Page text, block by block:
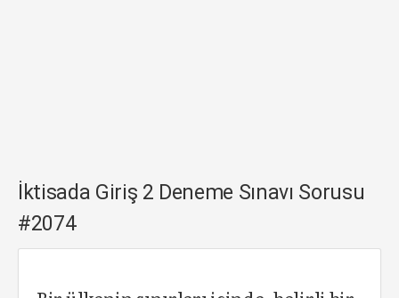
İktisada Giriş 2 Deneme Sınavı Sorusu
#2074